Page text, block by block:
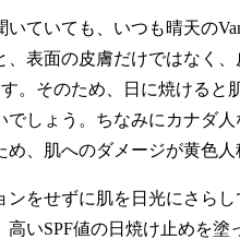
ていても、いつも晴天の
、表面の皮膚だけではなく
す。そのため、日に焼ける
でしょう。ちなみにカナダ
め、肌へのダメージが黄色
をせずに肌を日光にさら
高いSPF値の日焼け止めを